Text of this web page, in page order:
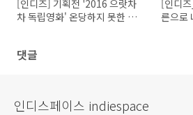
[인디즈] 기획전 '2016 으랏차
차 독립영화' 온당하지 못한 사
[인디
른으로
댓글
인디스페이스 indiespace